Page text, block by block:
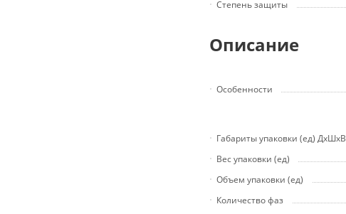
Степень защиты
Описание
Особенности
Габариты упаковки (ед) ДхШхВ
Вес упаковки (ед)
Объем упаковки (ед)
Количество фаз